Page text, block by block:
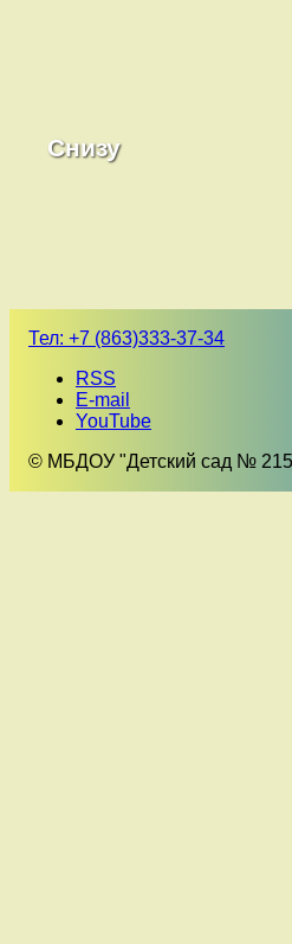
Снизу
Тел: +7 (863)333-37-34
RSS
E-mail
YouTube
© МБДОУ "Детский сад №